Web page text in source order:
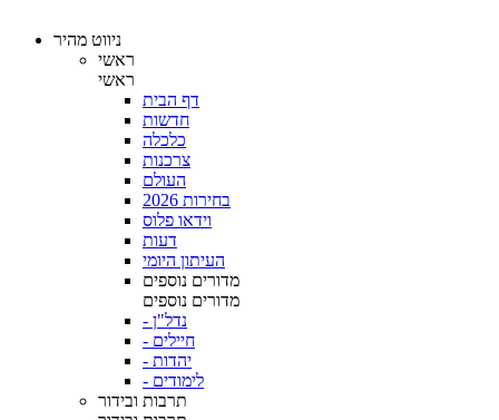
ניווט מהיר
ראשי
ראשי
דף הבית
חדשות
כלכלה
צרכנות
העולם
בחירות 2026
וידאו פלוס
דעות
העיתון היומי
מדורים נוספים
מדורים נוספים
- נדל"ן
- חיילים
- יהדות
- לימודים
תרבות ובידור